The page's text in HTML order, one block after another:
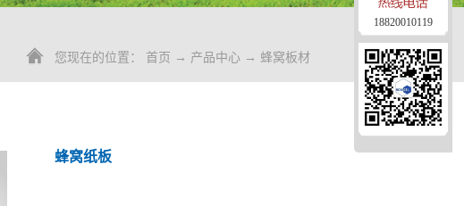
您现在的位置： 首页 → 产品中心 → 蜂窝板材
蜂窝纸板
18820010119